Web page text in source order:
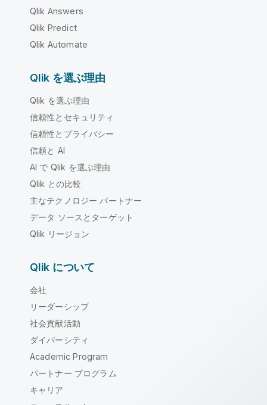
Qlik Answers
Qlik Predict
Qlik Automate
Qlik を選ぶ理由
Qlik を選ぶ理由
信頼性とセキュリティ
信頼性とプライバシー
信頼と AI
AI で Qlik を選ぶ理由
Qlik との比較
主なテクノロジー パートナー
データ ソースとターゲット
Qlik リージョン
Qlik について
会社
リーダーシップ
社会貢献活動
ダイバーシティ
Academic Program
パートナー プログラム
キャリア